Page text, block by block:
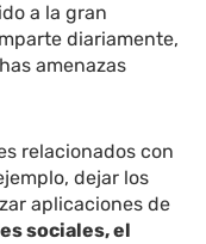
a la gran
diariamente,
amenazas
relacionados con
dejar los
aplicaciones de
sociales, el